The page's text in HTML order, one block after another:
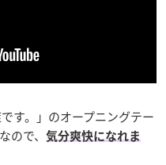
す。」のオープニングテー
ので、
気分爽快になれま